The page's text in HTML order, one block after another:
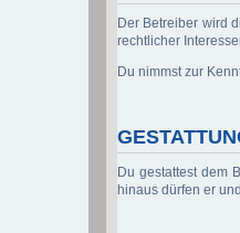
Der Betreiber wird
rechtlicher
Du nimmst zur
Du gestattest dem
hinaus dürfen er